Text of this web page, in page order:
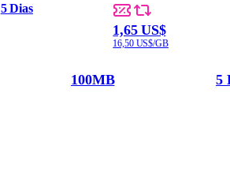
5 Dias
1,65 US$
16,50 US$/GB
100MB 5